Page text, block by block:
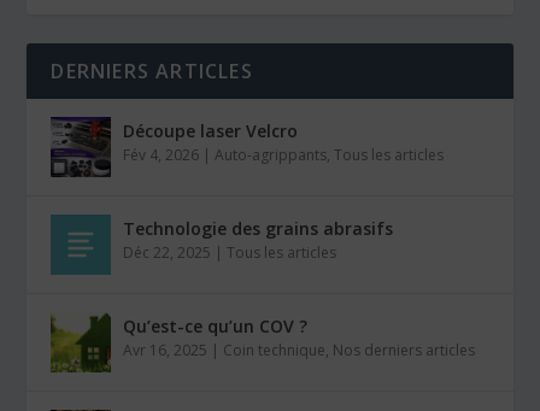
DERNIERS ARTICLES
Découpe laser Velcro
Fév 4, 2026 |Auto-agrippants,Tous les articles
Technologie des grains abrasifs
Déc 22, 2025 |Tous les articles
Qu’est-ce qu’un COV ?
Avr 16, 2025 | Coin technique, Nos derniers articles